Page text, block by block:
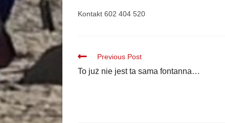
Kontakt 602 404 520
Previous Post
To już nie jest ta sama fontanna…